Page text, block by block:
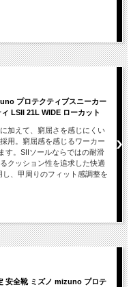
プロテクティブスニーカー
LSII 21L WIDE ローカット
加えて、窮屈さを感じにくい
用。窮屈感を感じるワーカー
す。SIIソールならではの耐滑
クッション性を追求した快適
、甲周りのフィット感調整を
安全靴 ミズノ mizuno プロテ